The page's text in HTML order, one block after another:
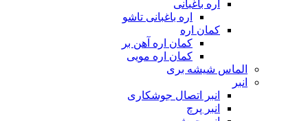
اره باغبانی
اره باغبانی تاشو
کمان اره
کمان اره آهن بر
کمان اره مویی
الماس شیشه بری
انبر
انبر اتصال جوشکاری
انبر پرچ